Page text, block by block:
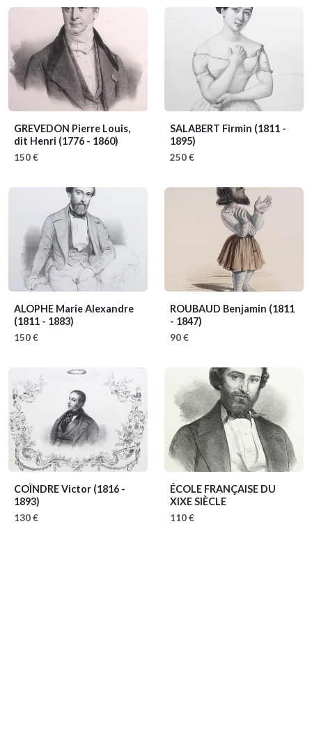
GREVEDON Pierre Louis,
dit Henri (1776 - 1860)
150 €
SALABERT Firmin (1811 -
1895)
250 €
ALOPHE Marie Alexandre
(1811 - 1883)
150 €
ROUBAUD Benjamin (1811
- 1847)
90 €
COÏNDRE Victor (1816 -
1893)
130 €
ÉCOLE FRANÇAISE DU
XIXE SIÈCLE
110 €